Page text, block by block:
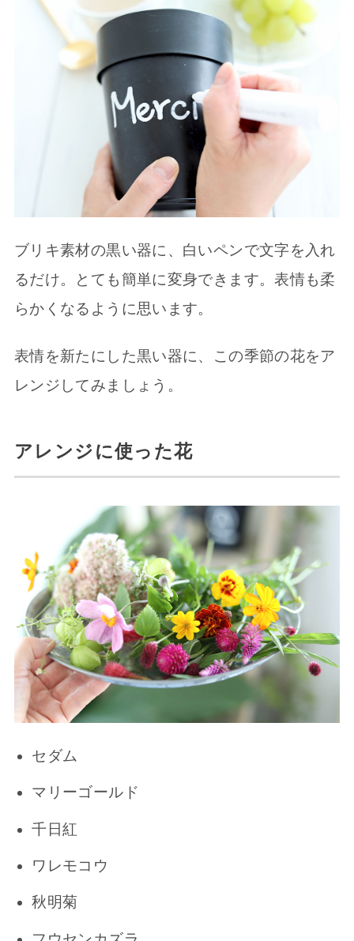
ブリキ素材の黒い器に、白いペンで文字を入れ
るだけ。とても簡単に変身できます。表情も柔
らかくなるように思います。
表情を新たにした黒い器に、この季節の花をア
レンジしてみましょう。
アレンジに使った花
セダム
マリーゴールド
千日紅
ワレモコウ
秋明菊